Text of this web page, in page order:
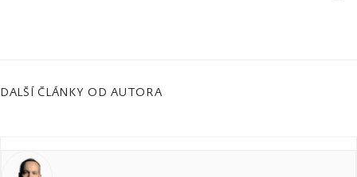
DALŠÍ ČLÁNKY OD AUTORA